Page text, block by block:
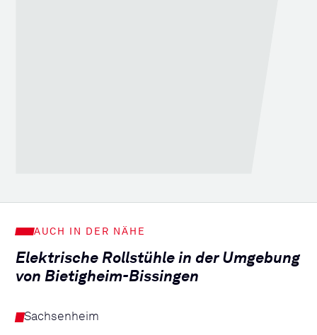
AUCH IN DER NÄHE
Elektrische Rollstühle in der Umgebung
von Bietigheim-Bissingen
Sachsenheim